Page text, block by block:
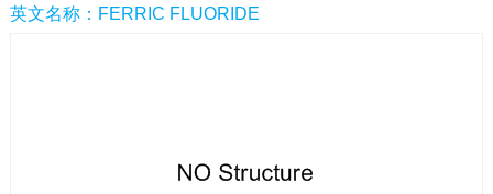
药中间体|其他原料药中间体|
英文名称：FERRIC FLUORIDE